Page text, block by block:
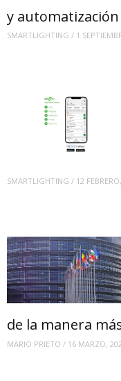
y automatización
SMARTLIGHTING / 1
SMARTLIGHTING / 12
de la manera
MARIO PRIETO / 16 MARZO,